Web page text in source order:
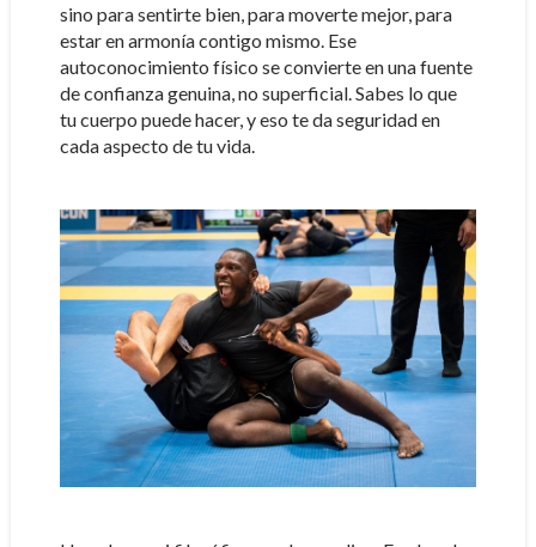
sino para sentirte bien, para moverte mejor, para
estar en armonía contigo mismo. Ese
autoconocimiento físico se convierte en una fuente
de confianza genuina, no superficial. Sabes lo que
tu cuerpo puede hacer, y eso te da seguridad en
cada aspecto de tu vida.